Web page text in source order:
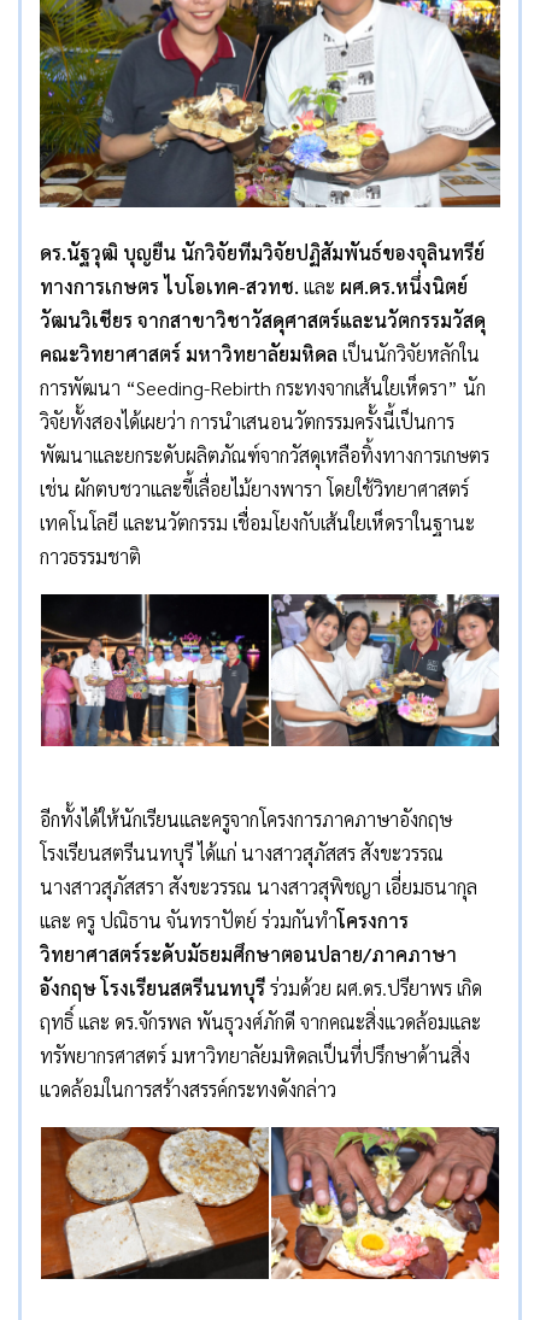
ดร.นัฐวุฒิ บุญยืน นักวิจัยทีมวิจัยปฏิสัมพันธ์ของจุลินทรีย์
ทางการเกษตร ไบโอเทค-สวทช. และ ผศ.ดร.หนึ่งนิตย์
วัฒนวิเชียร จากสาขาวิชาวัสดุศาสตร์และนวัตกรรมวัสดุ
คณะวิทยาศาสตร์ มหาวิทยาลัยมหิดล เป็นนักวิจัยหลักใน
การพัฒนา “Seeding-Rebirth กระทงจากเส้นใยเห็ดรา” นัก
วิจัยทั้งสองได้เผยว่า การนำเสนอนวัตกรรมครั้งนี้เป็นการ
พัฒนาและยกระดับผลิตภัณฑ์จากวัสดุเหลือทิ้งทางการเกษตร
เช่น ผักตบชวาและขี้เลื่อยไม้ยางพารา โดยใช้วิทยาศาสตร์
เทคโนโลยี และนวัตกรรม เชื่อมโยงกับเส้นใยเห็ดราในฐานะ
กาวธรรมชาติ
อีกทั้งได้ให้นักเรียนและครูจากโครงการภาคภาษาอังกฤษ
โรงเรียนสตรีนนทบุรี ได้แก่ นางสาวสุภัสสร สังขะวรรณ
นางสาวสุภัสสรา สังขะวรรณ นางสาวสุพิชญา เอี่ยมธนากุล
และ ครู ปณิธาน จันทราปัตย์ ร่วมกันทำโครงการ
วิทยาศาสตร์ระดับมัธยมศึกษาตอนปลาย/ภาคภาษา
อังกฤษ โรงเรียนสตรีนนทบุรีร่วมด้วย ผศ.ดร.ปรียาพร เกิด
ฤทธิ์ และ ดร.จักรพล พันธุวงศ์ภักดี จากคณะสิ่งแวดล้อมและ
ทรัพยากรศาสตร์ มหาวิทยาลัยมหิดลเป็นที่ปรึกษาด้านสิ่ง
แวดล้อมในการสร้างสรรค์กระทงดังกล่าว